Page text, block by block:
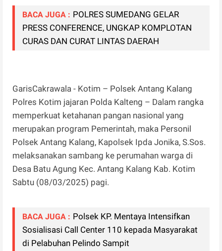
BACA JUGA : POLRES SUMEDANG GELAR
PRESS CONFERENCE, UNGKAP KOMPLOTAN
CURAS DAN CURAT LINTAS DAERAH
GarisCakrawala - Kotim – Polsek Antang Kalang
Polres Kotim jajaran Polda Kalteng – Dalam rangka
memperkuat ketahanan pangan nasional yang
merupakan program Pemerintah, maka Personil
Polsek Antang Kalang, Kapolsek Ipda Jonika, S.Sos.
melaksanakan sambang ke perumahan warga di
Desa Batu Agung Kec. Antang Kalang Kab. Kotim
Sabtu (08/03/2025) pagi.
BACA JUGA : Polsek KP. Mentaya Intensifkan
Sosialisasi Call Center 110 kepada Masyarakat
di Pelabuhan Pelindo Sampit